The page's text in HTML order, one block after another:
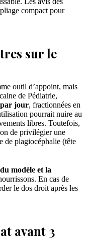
compact pour
sur le
outil d’appoint, mais
de Pédiatrie,
par jour, fractionnées en
pourrait nuire au
libres. Toutefois,
de privilégier une
de plagiocéphalie (tête
modèle et la
En cas de
le dos droit après les
avant 3